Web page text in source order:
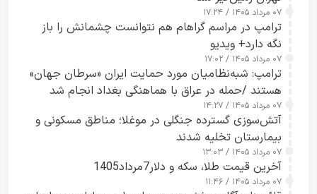
۰۷ مرداد ۱۴۰۵ / ۱۷:۲۴
ترامپ در مراسم گراهام هم نتوانست چشمانش را باز
نگه دارد+ ویدیو
۰۷ مرداد ۱۴۰۵ / ۱۷:۰۲
ترامپ: شبه‌نظامیان مورد حمایت ایران «سرطان جهان»
هستند /حمله در عراق با هماهنگی بغداد انجام شد
۰۷ مرداد ۱۴۰۵ / ۱۴:۲۷
آتش‌سوزی گسترده جنگلی در موغلا؛ مناطق مسکونی و
بیمارستان تخلیه شدند
۰۷ مرداد ۱۴۰۵ / ۱۳:۰۳
آخرین قیمت طلا، سکه و دلار7مرداد1405
۰۷ مرداد ۱۴۰۵ / ۱۱:۴۶